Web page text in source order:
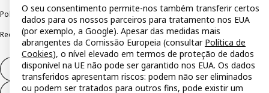
Política de divulgação responsávelLivro de reclamações
Reclamações e resolução de litígios
Direito de livre resolução
O seu consentimento permite-nos também transferir certos
dados para os nossos parceiros para tratamento nos EUA
(por exemplo, a Google). Apesar das medidas mais
abrangentes da Comissão Europeia (consultar Política de
Cookies), o nível elevado em termos de proteção de dados
disponível na UE não pode ser garantido nos EUA. Os dados
transferidos apresentam riscos: podem não ser eliminados
ou podem ser tratados para outros fins, pode existir um